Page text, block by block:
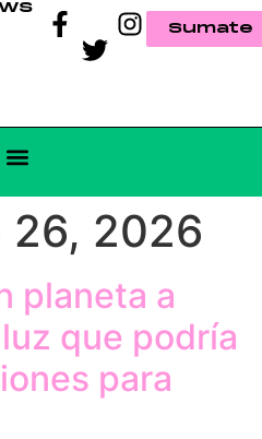
Sumate
26, 2026
planeta a
que podría
para